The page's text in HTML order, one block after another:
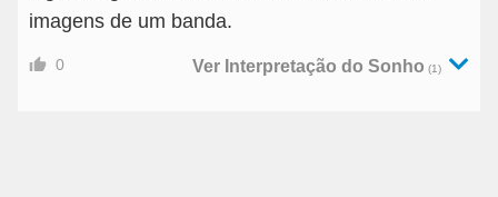
imagens de um banda.
0 Ver Interpretação do Sonho (1)